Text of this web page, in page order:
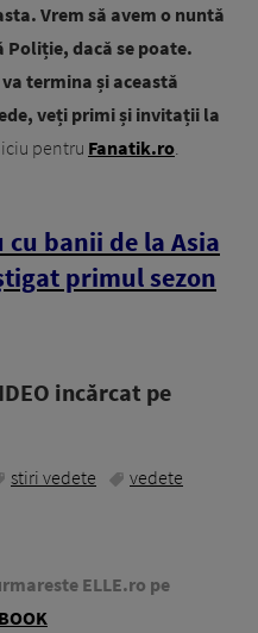
Vrem să avem o nuntă
Poliție, dacă se poate.
termina și această
veți primi și invitații la
pentru Fanatik.ro
cu banii de la Asia
primul sezon
incărcat pe
stiri vedete vedete
ELLE.ro pe